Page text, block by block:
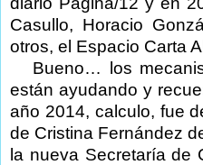
Casullo, Horacio
otros, el Espacio Carta
Bueno… los
están ayudando y
año 2014, calculo, fue
de Cristina Fernández
la nueva Secretaría de